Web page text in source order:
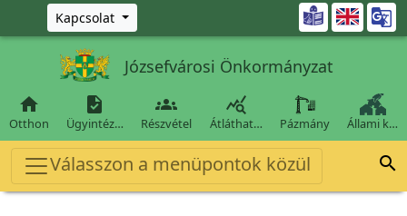
Ugrás a fő tartalomra
Kapcsolat 
Józsefvárosi Önkormányzat

Otthon

Ügyintéz…

Részvétel

Átláthat… Pázmány Állami k…
Válasszon a menüpontok közül 